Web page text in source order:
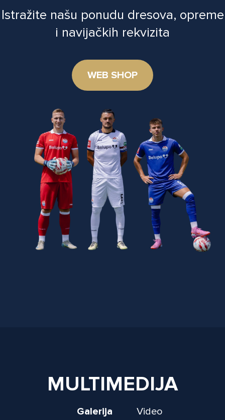
Istražite našu ponudu dresova, opreme
i navijačkih rekvizita
WEB SHOP
MULTIMEDIJA
Galerija Video